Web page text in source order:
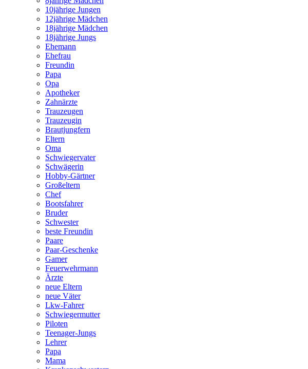
10jährige Jungen
12jährige Mädchen
18jährige Mädchen
18jährige Jungs
Ehemann
Ehefrau
Freundin
Papa
Opa
Apotheker
Zahnärzte
Trauzeugen
Trauzeugin
Brautjungfern
Eltern
Oma
Schwiegervater
Schwägerin
Hobby-Gärtner
Großeltern
Chef
Bootsfahrer
Bruder
Schwester
beste Freundin
Paare
Paar-Geschenke
Gamer
Feuerwehrmann
Ärzte
neue Eltern
neue Väter
Lkw-Fahrer
Schwiegermutter
Piloten
Teenager-Jungs
Lehrer
Papa
Mama